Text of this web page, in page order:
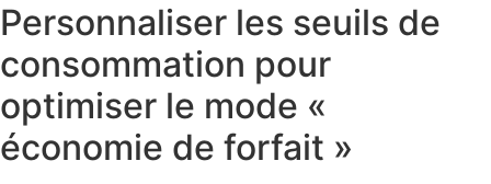
Personnaliser les seuils de
consommation pour
optimiser le mode «
économie de forfait »